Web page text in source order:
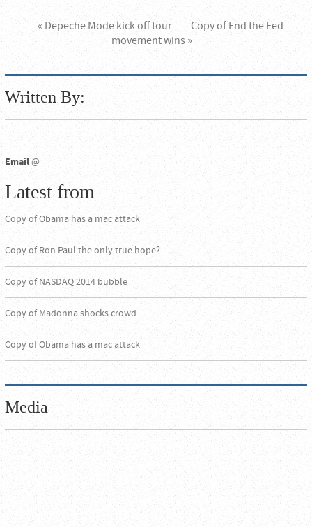
« Depeche Mode kick off tour
Copy of End the Fed
movement wins »
Written By:
Email@
Latest from
Copy of Obama has a mac attack
Copy of Ron Paul the only true hope?
Copy of NASDAQ 2014 bubble
Copy of Madonna shocks crowd
Copy of Obama has a mac attack
Media